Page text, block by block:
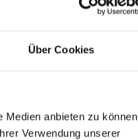
Über Cookies
Medien anbieten zu können
Verwendung unserer